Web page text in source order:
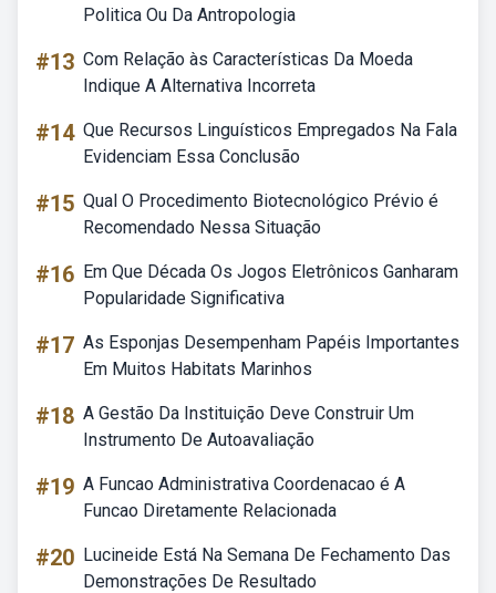
Politica Ou Da Antropologia
#13 Com Relação às Características Da Moeda
Indique A Alternativa Incorreta
#14 Que Recursos Linguísticos Empregados Na Fala
Evidenciam Essa Conclusão
#15 Qual O Procedimento Biotecnológico Prévio é
Recomendado Nessa Situação
#16 Em Que Década Os Jogos Eletrônicos Ganharam
Popularidade Significativa
#17 As Esponjas Desempenham Papéis Importantes
Em Muitos Habitats Marinhos
#18 A Gestão Da Instituição Deve Construir Um
Instrumento De Autoavaliação
#19 A Funcao Administrativa Coordenacao é A
Funcao Diretamente Relacionada
#20 Lucineide Está Na Semana De Fechamento Das
Demonstrações De Resultado